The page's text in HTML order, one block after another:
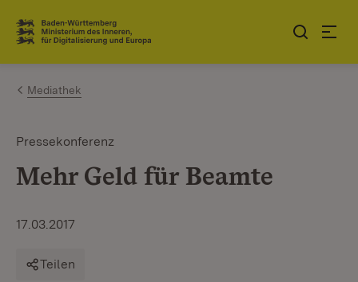
Zum Inhalt springen
Link zur Startseite
Mediathek
Pressekonferenz
Mehr Geld für Beamte
17.03.2017
Teilen